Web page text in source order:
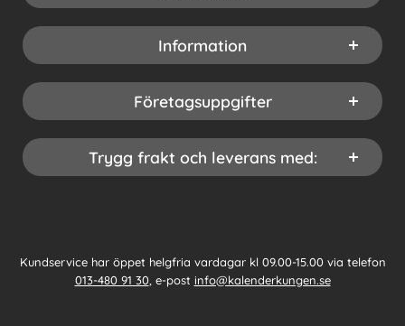
Information
Företagsuppgifter
Trygg frakt och leverans med:
Kundservice har öppet helgfria vardagar kl 09.00-15.00 via telefon
013-480 91 30, e-post info@kalenderkungen.se